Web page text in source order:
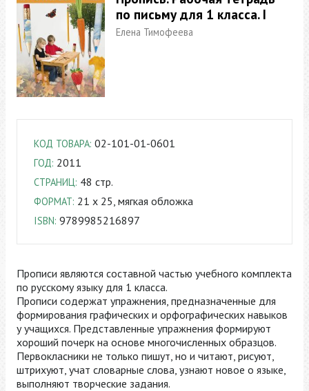
по письму для 1 класса. I
Елена Тимофеева
КОД ТОВАРА: 02-101-01-0601
ГОД: 2011
СТРАНИЦ: 48 стр.
ФОРМАТ: 21 x 25, мягкая обложка
ISBN: 9789985216897
Прописи являются составной частью учебного комплекта
по русскому языку для 1 класса.
Прописи содержат упражнения, предназначенные для
формирования графических и орфографических навыков
у учащихся. Представленные упражнения формируют
хороший почерк на основе многочисленных образцов.
Первокласники не только пишут, но и читают, рисуют,
штрихуют, учат словарные слова, узнают новое о языке,
выполняют творческие задания.